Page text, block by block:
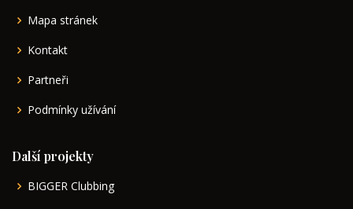
Mapa stránek
Kontakt
Partneři
Podmínky užívání
Další projekty
BIGGER Clubbing